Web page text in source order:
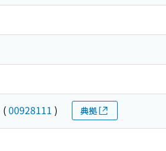
(00928111 ) 典拠